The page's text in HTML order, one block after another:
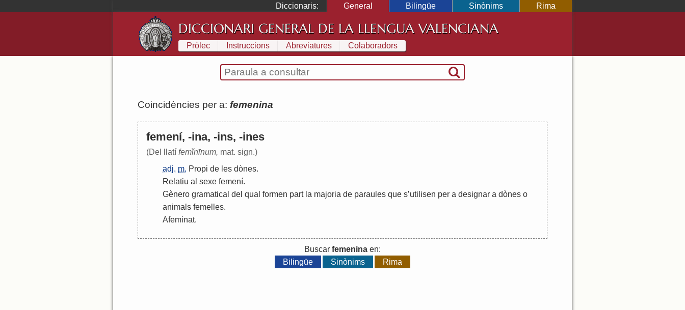
Diccionaris: General Bilingüe Sinònims Rima
DICCIONARI GENERAL DE LA LLENGUA VALENCIANA
Pròlec Instruccions Abreviatures Colaboradors
Coincidències per a: femenina
femení, -ina, -ins, -ines
(Del llatí femĭnīnum, mat. sign.)
adj. m. Propi de les dònes.
Relatiu al sexe femení.
Gènero gramatical del qual formen part la majoria de paraules que s’utilisen per a designar a dònes o
animals femelles.
Afeminat.
Buscar femenina en:
Bilingüe
Sinònims Rima